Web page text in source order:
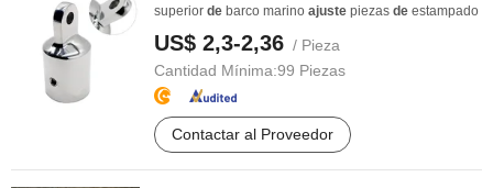
superior de barco marino ajuste piezas de estampado
US$ 2,3-2,36 / Pieza
Cantidad Mínima:99 Piezas
Contactar al Proveedor